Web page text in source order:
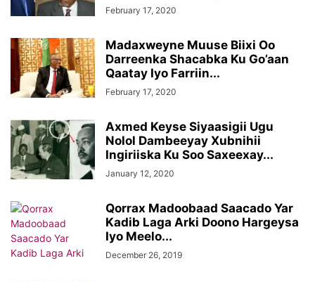
February 17, 2020
Madaxweyne Muuse Biixi Oo
Darreenka Shacabka Ku Go’aan
Qaatay Iyo Farriin...
February 17, 2020
Axmed Keyse Siyaasigii Ugu
Nolol Dambeeyay Xubnihii
Ingiriiska Ku Soo Saxeexay...
January 12, 2020
Qorrax Madoobaad Saacado Yar
Kadib Laga Arki Doono Hargeysa
Iyo Meelo...
December 26, 2019